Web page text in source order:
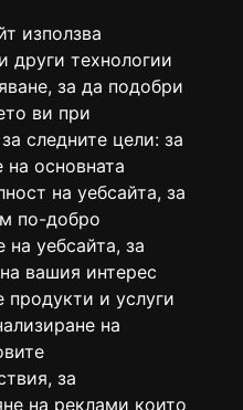
използва
други технологии
за да подобри
ви при
следните цели: за
на основната
на уебсайта, за
по-добро
на уебсайта, за
вашия интерес
продукти и услуги
на
, за
на реклами които